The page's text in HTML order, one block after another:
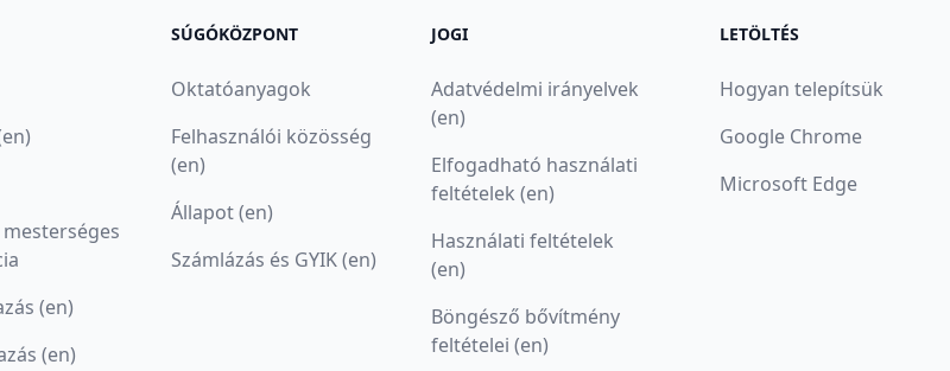
(en)
(en)
SÚGÓKÖZPONT
Oktatóanyagok
Felhasználói közösség
(en)
Állapot (en)
Számlázás és GYIK (en)
JOGI
Adatvédelmi irányelvek
(en)
Elfogadható használati
feltételek (en)
Használati feltételek
(en)
Böngésző bővítmény
feltételei (en)
LETÖLTÉS
Hogyan telepítsük
Google Chrome
Microsoft Edge